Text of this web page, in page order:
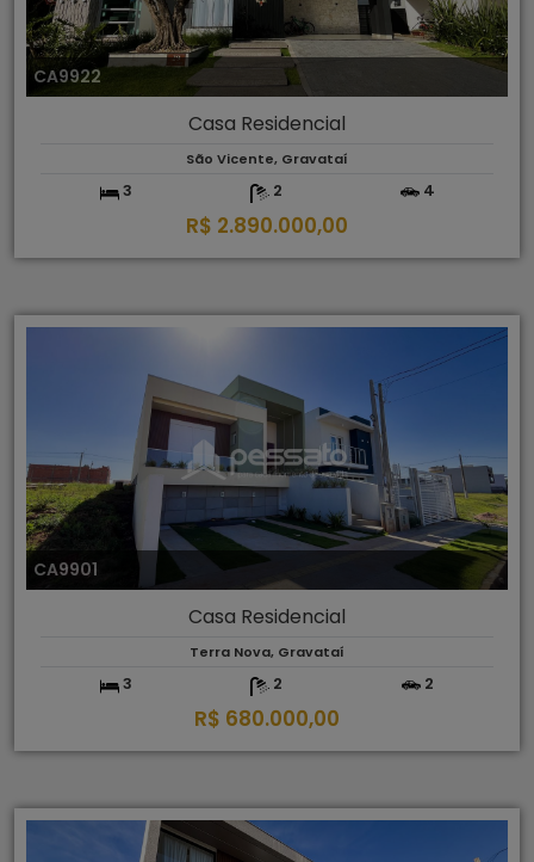
CA9922
Casa Residencial
São Vicente, Gravataí
3 2 4
R$ 2.890.000,00
CA9901
Casa Residencial
Terra Nova, Gravataí
3 2 2
R$ 680.000,00